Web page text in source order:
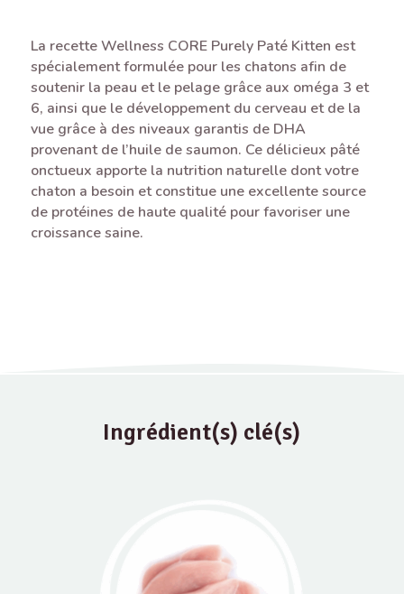
La recette Wellness CORE Purely Paté Kitten est
spécialement formulée pour les chatons afin de
soutenir la peau et le pelage grâce aux oméga 3 et
6, ainsi que le développement du cerveau et de la
vue grâce à des niveaux garantis de DHA
provenant de l’huile de saumon. Ce délicieux pâté
onctueux apporte la nutrition naturelle dont votre
chaton a besoin et constitue une excellente source
de protéines de haute qualité pour favoriser une
croissance saine.
Ingrédient(s) clé(s)